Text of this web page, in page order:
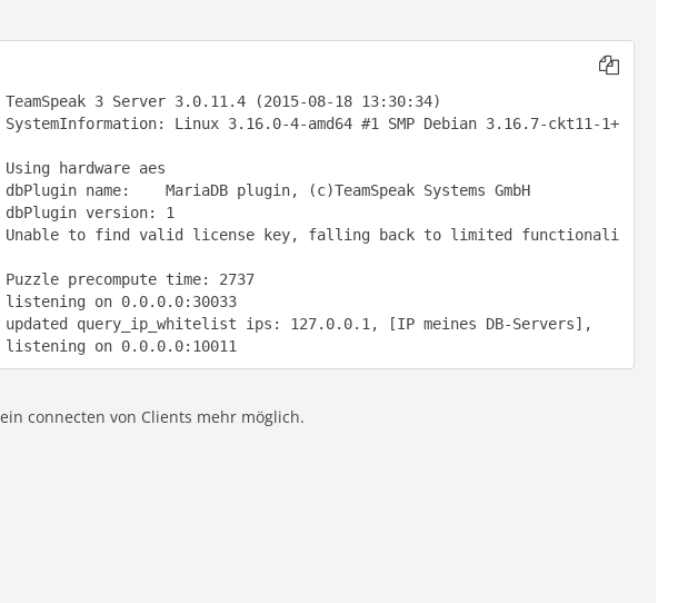
Linux 3.16.0-4-amd64 #1 SMP Debian 3.16.7-ckt11-1+
| Unable to find valid license key, falling back to limited functionali
on 0.0.0.0:10011
connecten von Clients mehr möglich.